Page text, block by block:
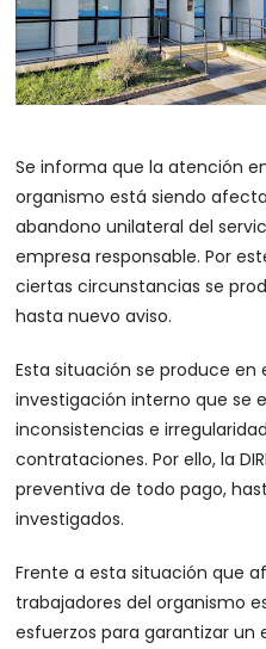
Se informa que la atención
organismo está siendo
abandono unilateral del
empresa responsable. Por
ciertas circunstancias se
hasta nuevo aviso.
Esta situación se produce
investigación interno que se
inconsistencias e
contrataciones. Por ello, la
preventiva de todo pago,
investigados.
Frente a esta situación que
trabajadores del organismo
esfuerzos para garantizar un